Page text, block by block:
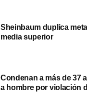
Sheinbaum duplica
media superior
Condenan a más de 37
a hombre por violación